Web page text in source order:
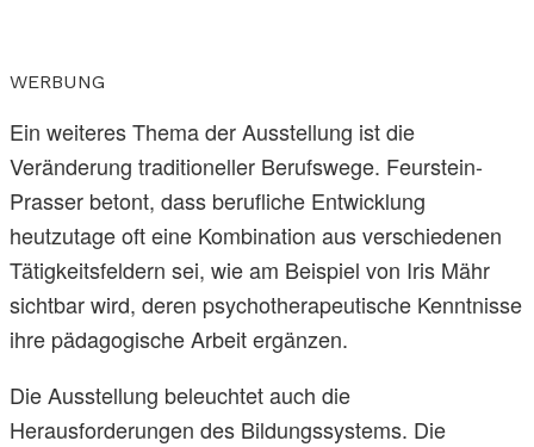
WERBUNG
Ein weiteres Thema der Ausstellung ist die
Veränderung traditioneller Berufswege. Feurstein-
Prasser betont, dass berufliche Entwicklung
heutzutage oft eine Kombination aus verschiedenen
Tätigkeitsfeldern sei, wie am Beispiel von Iris Mähr
sichtbar wird, deren psychotherapeutische Kenntnisse
ihre pädagogische Arbeit ergänzen.
Die Ausstellung beleuchtet auch die
Herausforderungen des Bildungssystems. Die